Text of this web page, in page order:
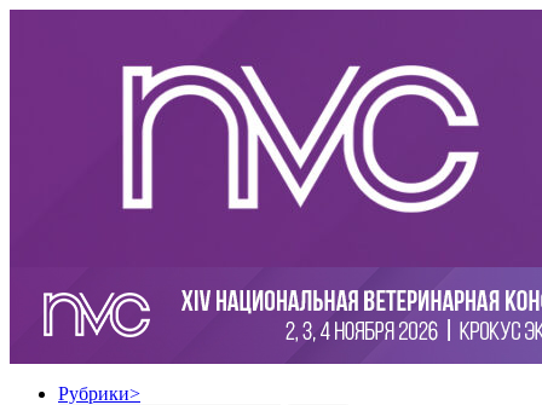
Рубрики>